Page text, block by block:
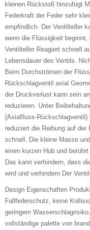
kleinen Rückstoß hinzufügt
Federkraft der Feder sehr
empfindlich. Der Ventilteller
wenn die Flüssigkeit
Ventilteller Reagiert schnell
Lebensdauer des Ventils.
Beim Durchströmen der
Rückschlagventil axial
der Druckverlust kann sein
reduzieren. Unter
(Axialfluss-
reduziert die Reibung auf
schnell. Die kleine Masse
einen kurzen Hub und
Das kann verhindern, dass
wird und verhindern Der
Design Eigenschaften
Fallfederschutz, keine
geringem
vollständige palette von